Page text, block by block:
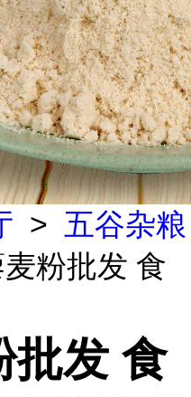
> 五谷杂粮
粉批发 食
批发 食